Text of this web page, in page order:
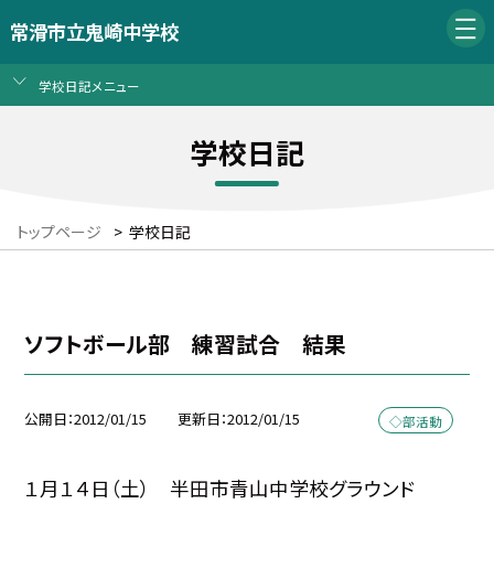
常滑市立鬼崎中学校
学校日記メニュー
学校日記
トップページ > 学校日記
ソフトボール部 練習試合 結果
公開日 2012/01/15 更新日 2012/01/15 ◇部活動
１月１４日（土） 半田市青山中学校グラウンド